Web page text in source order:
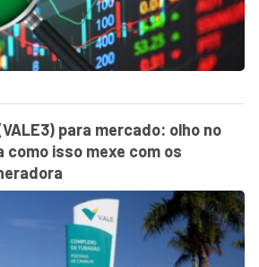
para mercado: olho no
isso mexe com os